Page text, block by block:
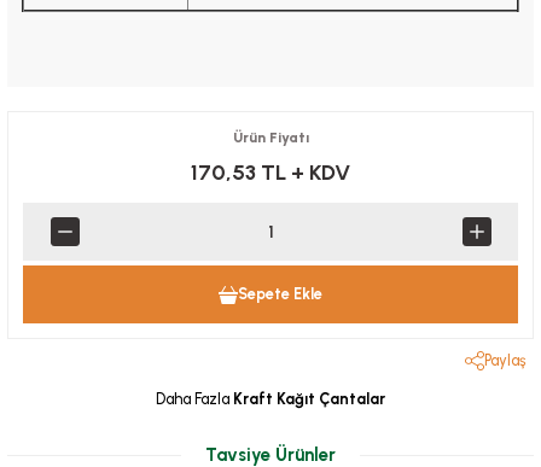
Ürün Fiyatı
170,53 TL + KDV
Sepete Ekle
Paylaş
Daha Fazla Kraft Kağıt Çantalar
Tavsiye Ürünler